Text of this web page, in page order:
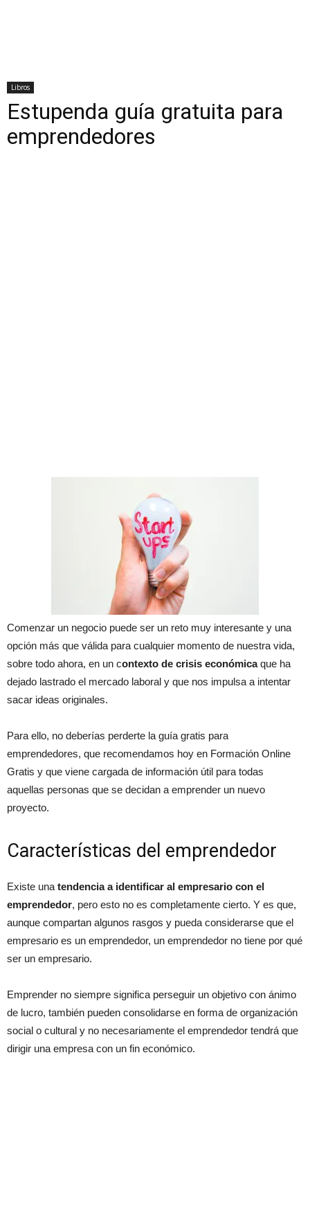
Libros
Estupenda guía gratuita para
emprendedores
Comenzar un negocio puede ser un reto muy interesante y una
opción más que válida para cualquier momento de nuestra vida,
sobre todo ahora, en un contexto de crisis económicaque ha
dejado lastrado el mercado laboral y que nos impulsa a intentar
sacar ideas originales.
Para ello, no deberías perderte la guía gratis para
emprendedores, que recomendamos hoy en Formación Online
Gratis y que viene cargada de información útil para todas
aquellas personas que se decidan a emprender un nuevo
proyecto.
Características del emprendedor
Existe una tendencia a identificar al empresario con el
emprendedor, pero esto no es completamente cierto. Y es que,
aunque compartan algunos rasgos y pueda considerarse que el
empresario es un emprendedor, un emprendedor no tiene por qué
ser un empresario.
Emprender no siempre significa perseguir un objetivo con ánimo
de lucro, también pueden consolidarse en forma de organización
social o cultural y no necesariamente el emprendedor tendrá que
dirigir una empresa con un fin económico.